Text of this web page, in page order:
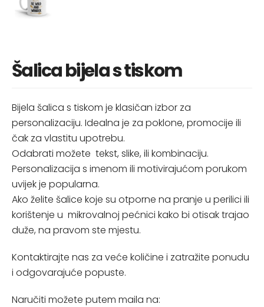
Šalica bijela s tiskom
Bijela šalica s tiskom je klasičan izbor za
personalizaciju. Idealna je za poklone, promocije ili
čak za vlastitu upotrebu.
Odabrati možete tekst, slike, ili kombinaciju.
Personalizacija s imenom ili motivirajućom porukom
uvijek je popularna.
Ako želite šalice koje su otporne na pranje u perilici ili
korištenje u mikrovalnoj pećnici kako bi otisak trajao
duže, na pravom ste mjestu.
Kontaktirajte nas za veće količine i zatražite ponudu
i odgovarajuće popuste.
Naručiti možete putem maila na: